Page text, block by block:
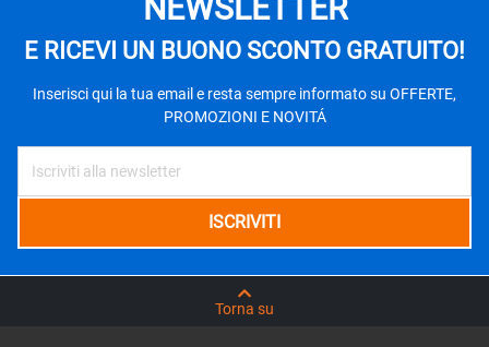
NEWSLETTER
E RICEVI UN BUONO SCONTO GRATUITO!
Inserisci qui la tua email e resta sempre informato su OFFERTE,
PROMOZIONI E NOVITÁ
Torna su